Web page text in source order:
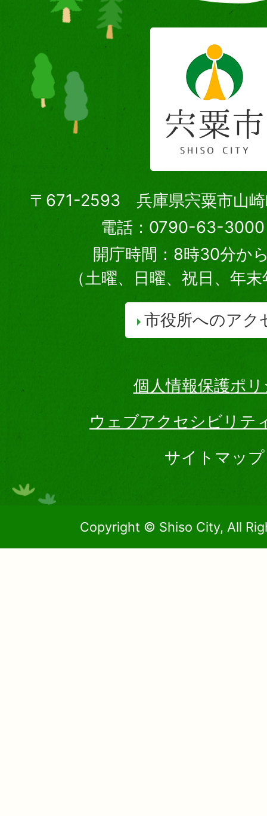
〒671-2593 兵庫県宍粟市山崎
電話：0790-63-3000
開庁時間：8時30分か
（土曜、日曜、祝日、年
市役所へのアク
個人情報保護ポ
ウェブアクセシビリテ
サイトマップ
Copyright © Shiso City, All